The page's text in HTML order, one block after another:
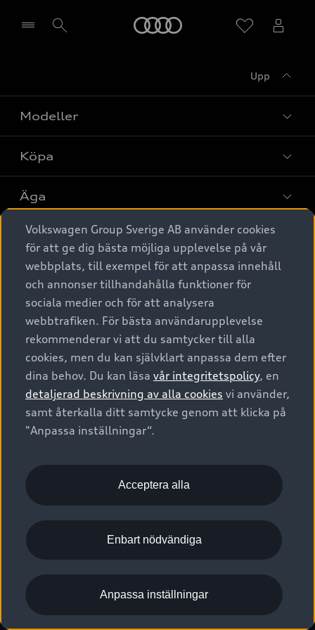
Upp
Modeller
Alla modeller
Elbilar
A6 modellerna
SUV
Avant
Audi Sport
Köpa
Privaterbjudanden
Privatleasing
Nya bilar i lager
Begagnade bilar i lager
Audi approved :plus - så gott som nya
Finansiering
Audi exclusive
Provkörning
Äga
Service & tillbehör
Audi digital services
Originaltillbehör - köp online
Garantier
Försäkring
Digitala manualer för din Audi
Audi Collection – livsstilsartiklar
Vanliga frågor
2G/3G nätet stängs ned - Hur påverkas min bil av detta?
Tjänstebil
Tjänstebil
Business lease online
Företagsleasing
Om Audi Sverige
Kontakta oss
Audi Återförsäljare/-serviceverkstad
myAudi
Pressmeddelanden
Nyhetsbrev
Vårt hållbarhetsarbete
Lediga tjänster huvudkontor
Lediga tjänster hos Audi Återförsäljare
Kommentar till mediauppgifter om dataläcka
© 2026 AUDI SVERIGE. All Rights Reserved.
Utgivare Juridiskt
Juridiskt Audi AG
Juridiskt Audi Digital Giveaway
Anpassa inställningar för cookies
Visselblåsarkanaler
Volkswagen Group Sverige AB använder cookies
för att ge dig bästa möjliga upplevelse på vår
webbplats, till exempel för att anpassa innehåll
och annonser tillhandahålla funktioner för
sociala medier och för att analysera
webbtrafiken. För bästa användarupplevelse
rekommenderar vi att du samtycker till alla
cookies, men du kan självklart anpassa dem efter
dina behov. Du kan läsa vår integritetspolicy, en
detaljerad beskrivning av alla cookies vi använder,
samt återkalla ditt samtycke genom att klicka på
"Anpassa inställningar“.
Acceptera alla
Enbart nödvändiga
Anpassa inställningar